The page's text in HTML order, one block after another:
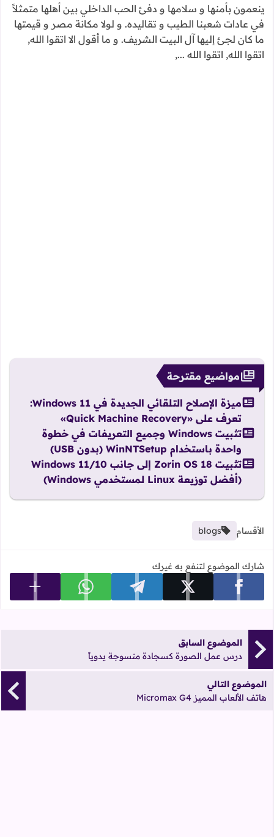
ينعمون بأمنها و سلامها و دفئ الحب الداخلي بين أهلها متمثلاً
في عادات شعبنا الطيب و تقاليده. و لولا مكانة مصر و قيمتها
ما كان لجئ إليها آل البيت الشريف. و ما أقول الا اتقوا الله,
اتقوا الله, اتقوا الله ...,
مواضيع مقترحة
ميزة الإصلاح التلقائي الجديدة في Windows 11:
تعرف على «Quick Machine Recovery»
تثبيت Windows وجميع التعريفات في خطوة
واحدة باستخدام WinNTSetup (بدون USB)
تثبيت Zorin OS 18 إلى جانب Windows 11/10
(أفضل توزيعة Linux لمستخدمي Windows)
الأقسام blogs
شارك الموضوع لتنفع به غيرك
شارك على facebook شارك على x شارك على telegram شارك على whatsapp عرض
الموضوع السابق
درس عمل الصورة كسجادة منسوجة يدوياً
الموضوع التالي
هاتف الألعاب المميز Micromax G4